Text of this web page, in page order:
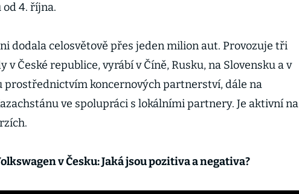
4. října.
dodala celosvětově přes jeden milion aut. Provozuje tři
v České republice, vyrábí v Číně, Rusku, na Slovensku a v
prostřednictvím koncernových partnerství, dále na
ve spolupráci s lokálními partnery. Je aktivní na
v Česku: Jaká jsou pozitiva a negativa?